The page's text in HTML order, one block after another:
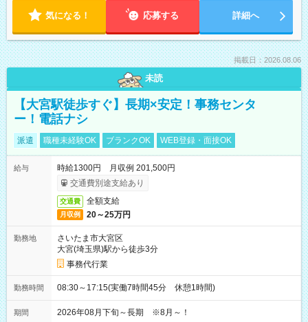
気になる！ 応募する 詳細へ
掲載日：2026.08.06
未読
【大宮駅徒歩すぐ】長期×安定！事務センタ
ー！電話ナシ
派遣 職種未経験OK ブランクOK WEB登録・面接OK
給与
時給1300円 月収例 201,500円
交通費別途支給あり
交通費 全額支給
月収例 20～25万円
勤務地
さいたま市大宮区
大宮(埼玉県)駅から徒歩3分
事務代行業
勤務時間 08:30～17:15(実働7時間45分 休憩1時間)
期間 2026年08月下旬～長期 ※8月～！